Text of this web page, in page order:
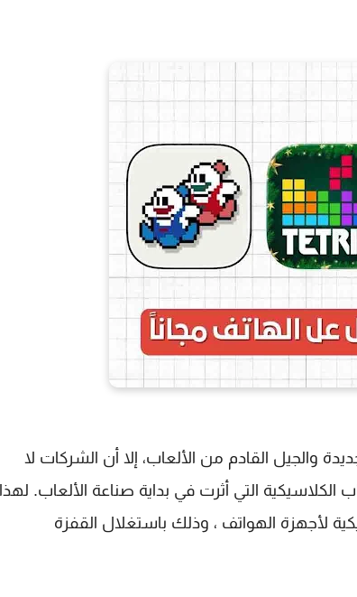
والجيل القادم من الألعاب، إلا أن الشركات لا
التي أثرت في بداية صناعة الألعاب. لهذا
لأجهزة الهواتف ، وذلك باستغلال القفزة